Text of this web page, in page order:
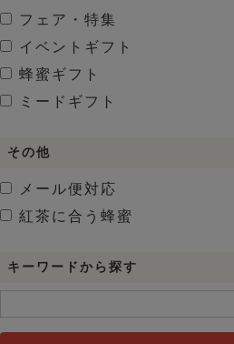
フェア・特集
イベントギフト
蜂蜜ギフト
ミードギフト
その他
メール便対応
紅茶に合う蜂蜜
キーワードから探す